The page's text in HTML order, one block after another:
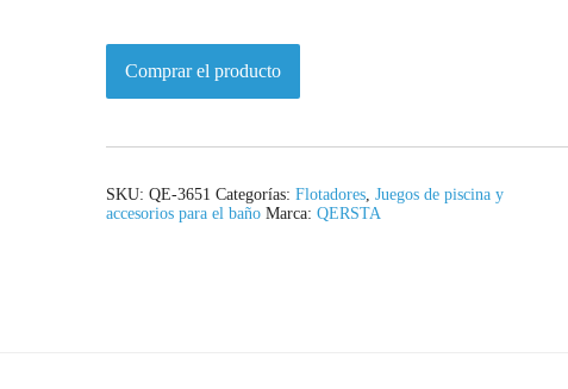
Comprar el producto
SKU: QE-3651 Categorías: Flotadores, Juegos de piscina y
accesorios para el baño Marca: QERSTA